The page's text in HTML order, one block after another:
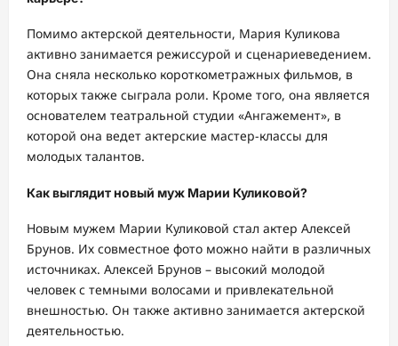
Помимо актерской деятельности, Мария Куликова
активно занимается режиссурой и сценариеведением.
Она сняла несколько короткометражных фильмов, в
которых также сыграла роли. Кроме того, она является
основателем театральной студии «Ангажемент», в
которой она ведет актерские мастер-классы для
молодых талантов.
Как выглядит новый муж Марии Куликовой?
Новым мужем Марии Куликовой стал актер Алексей
Брунов. Их совместное фото можно найти в различных
источниках. Алексей Брунов – высокий молодой
человек с темными волосами и привлекательной
внешностью. Он также активно занимается актерской
деятельностью.